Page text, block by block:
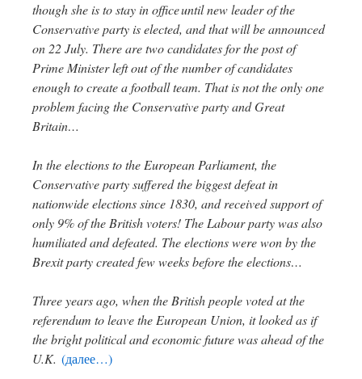
though she is to stay in office until new leader of the
Conservative party is elected, and that will be announced
on 22 July. There are two candidates for the post of
Prime Minister left out of the number of candidates
enough to create a football team. That is not the only one
problem facing the Conservative party and Great
Britain…
In the elections to the European Parliament, the
Conservative party suffered the biggest defeat in
nationwide elections since 1830, and received support of
only 9% of the British voters! The Labour party was also
humiliated and defeated. The elections were won by the
Brexit party created few weeks before the elections…
Three years ago, when the British people voted at the
referendum to leave the European Union, it looked as if
the bright political and economic future was ahead of the
U.K. (далее…)